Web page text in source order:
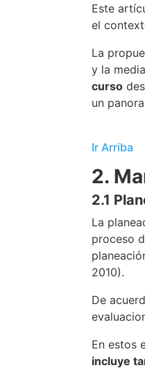
Este
el
La
y la
curso
un
Ir Arriba
2.
2.1
La
proceso
2010).
De
En estos
incluye